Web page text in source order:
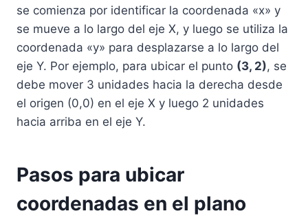
se comienza por identificar la coordenada «x» y
se mueve a lo largo del eje X, y luego se utiliza la
coordenada «y» para desplazarse a lo largo del
eje Y. Por ejemplo, para ubicar el punto (3, 2), se
debe mover 3 unidades hacia la derecha desde
el origen (0,0) en el eje X y luego 2 unidades
hacia arriba en el eje Y.
Pasos para ubicar
coordenadas en el plano